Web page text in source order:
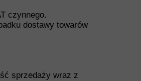
czynnego.
dostawy towarów
sprzedaży wraz z